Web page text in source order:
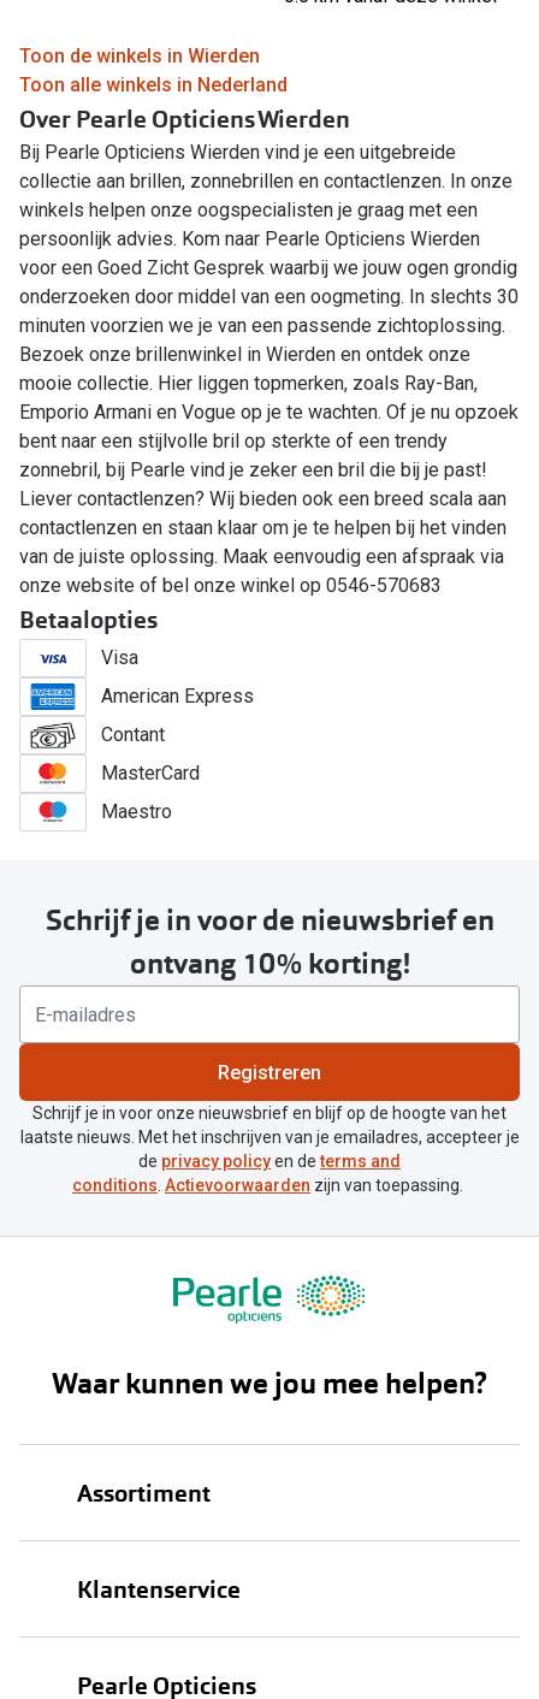
Toon de winkels in Wierden
Toon alle winkels in Nederland
Over Pearle Opticiens Wierden
Bij Pearle Opticiens Wierden vind je een uitgebreide
collectie aan brillen, zonnebrillen en contactlenzen. In onze
winkels helpen onze oogspecialisten je graag met een
persoonlijk advies. Kom naar Pearle Opticiens Wierden
voor een Goed Zicht Gesprek waarbij we jouw ogen grondig
onderzoeken door middel van een oogmeting. In slechts 30
minuten voorzien we je van een passende zichtoplossing.
Bezoek onze brillenwinkel in Wierden en ontdek onze
mooie collectie. Hier liggen topmerken, zoals Ray-Ban,
Emporio Armani en Vogue op je te wachten. Of je nu opzoek
bent naar een stijlvolle bril op sterkte of een trendy
zonnebril, bij Pearle vind je zeker een bril die bij je past!
Liever contactlenzen? Wij bieden ook een breed scala aan
contactlenzen en staan klaar om je te helpen bij het vinden
van de juiste oplossing. Maak eenvoudig een afspraak via
onze website of bel onze winkel op 0546-570683
Betaalopties
Visa
American Express
Contant
MasterCard
Maestro
Schrijf je in voor de nieuwsbrief en
ontvang 10% korting!
Registreren
Schrijf je in voor onze nieuwsbrief en blijf op de hoogte van het
laatste nieuws. Met het inschrijven van je emailadres, accepteer je
de privacy policyen determs and
conditions. Actievoorwaarden zijn van toepassing.
Waar kunnen we jou mee helpen?
Assortiment
Klantenservice
Pearle Opticiens